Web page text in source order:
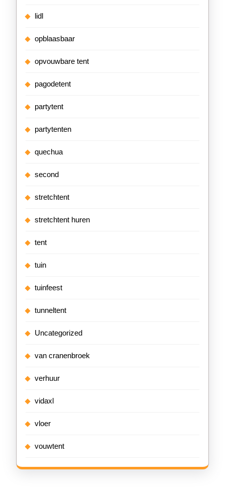
lidl
opblaasbaar
opvouwbare tent
pagodetent
partytent
partytenten
quechua
second
stretchtent
stretchtent huren
tent
tuin
tuinfeest
tunneltent
Uncategorized
van cranenbroek
verhuur
vidaxl
vloer
vouwtent